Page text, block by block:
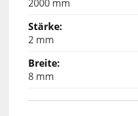
2000 mm
2 mm
8 mm